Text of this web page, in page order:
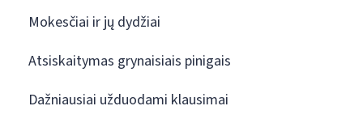
Mokesčiai ir jų dydžiai
Atsiskaitymas grynaisiais pinigais
Dažniausiai užduodami klausimai